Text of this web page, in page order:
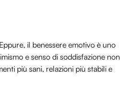
il benessere emotivo è uno
e senso di soddisfazione non
più sani, relazioni più stabili e